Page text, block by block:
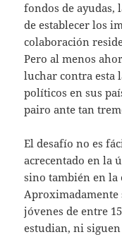
fondos de ayudas,
de establecer los
colaboración
Pero al menos
luchar contra esta
políticos en sus
pairo ante tan
El desafío no es
acrecentado en la
sino también en la
Aproximadamente
jóvenes de entre
estudian, ni